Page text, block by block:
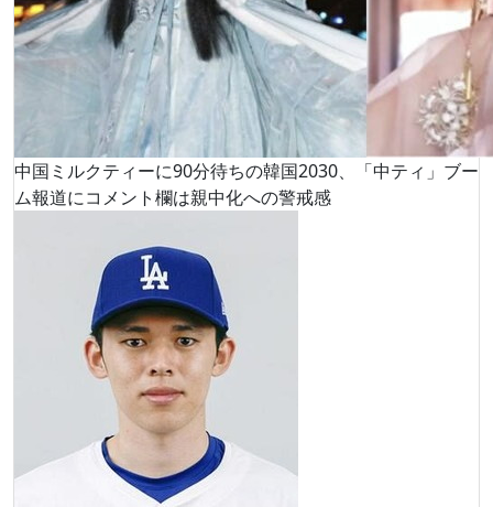
中国ミルクティーに90分待ちの韓国2030、「中ティ」ブー
ム報道にコメント欄は親中化への警戒感